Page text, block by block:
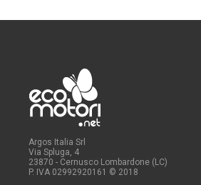
Argos Italia Srl
Via Spluga, 4
23870 - Cernusco Lombardone (LC)
P. IVA 02992920161 © 2018